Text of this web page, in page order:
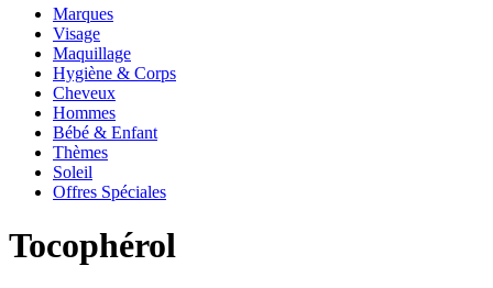
Marques
Visage
Maquillage
Hygiène & Corps
Cheveux
Hommes
Bébé & Enfant
Thèmes
Soleil
Offres Spéciales
Tocophérol